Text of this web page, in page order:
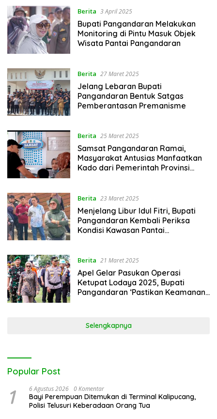
Berita 3 April 2025
Bupati Pangandaran Melakukan
Monitoring di Pintu Masuk Objek
Wisata Pantai Pangandaran
Berita 27 Maret 2025
Jelang Lebaran Bupati
Pangandaran Bentuk Satgas
Pemberantasan Premanisme
Berita 25 Maret 2025
Samsat Pangandaran Ramai,
Masyarakat Antusias Manfaatkan
Kado dari Pemerintah Provinsi
Berita 23 Maret 2025
Menjelang Libur Idul Fitri, Bupati
Pangandaran Kembali Periksa
Kondisi Kawasan Pantai
Berita 21 Maret 2025
Apel Gelar Pasukan Operasi
Ketupat Lodaya 2025, Bupati
Pangandaran ‘Pastikan Keamanan
Selengkapnya
Popular Post
1 6 Agustus 2026 0 Komentar
Bayi Perempuan Ditemukan di Terminal Kalipucang,
Polisi Telusuri Keberadaan Orang Tua